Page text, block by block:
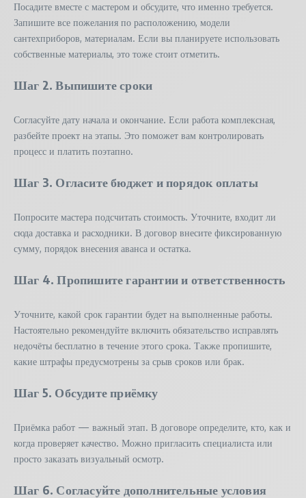
Посадите вместе с мастером и обсудите, что именно требуется.
Запишите все пожелания по расположению, модели
сантехприборов, материалам. Если вы планируете использовать
собственные материалы, это тоже стоит отметить.
Шаг 2. Выпишите сроки
Согласуйте дату начала и окончание. Если работа комплексная,
разбейте проект на этапы. Это поможет вам контролировать
процесс и платить поэтапно.
Шаг 3. Огласите бюджет и порядок оплаты
Попросите мастера подсчитать стоимость. Уточните, входит ли
сюда доставка и расходники. В договор внесите фиксированную
сумму, порядок внесения аванса и остатка.
Шаг 4. Пропишите гарантии и ответственность
Уточните, какой срок гарантии будет на выполненные работы.
Настоятельно рекомендуйте включить обязательство исправлять
недочёты бесплатно в течение этого срока. Также пропишите,
какие штрафы предусмотрены за срыв сроков или брак.
Шаг 5. Обсудите приёмку
Приёмка работ — важный этап. В договоре определите, кто, как и
когда проверяет качество. Можно пригласить специалиста или
просто заказать визуальный осмотр.
Шаг 6. Согласуйте дополнительные условия